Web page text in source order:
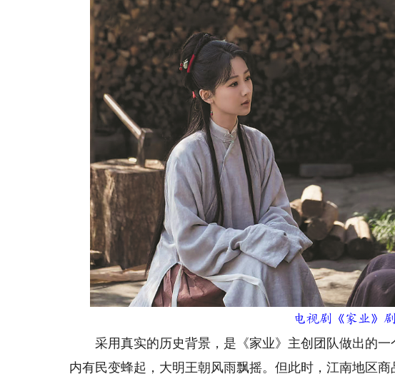
电视剧《家业》
采用真实的历史背景，是《家业》主创团队做出的一
内有民变蜂起，大明王朝风雨飘摇。但此时，江南地区